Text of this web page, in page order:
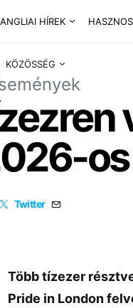
ANGLIAI HÍREK
KÖZÖSSÉG
Twitter
Több tízezer
Pride in London